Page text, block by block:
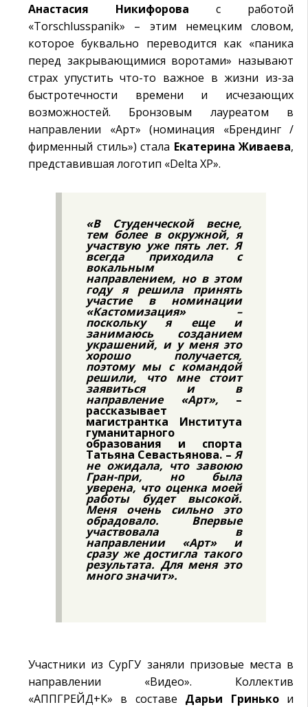
Анастасия Никифорова с работой
«Torschlusspanik» – этим немецким словом,
которое буквально переводится как «паника
перед закрывающимися воротами» называют
страх упустить что-то важное в жизни из-за
быстротечности времени и исчезающих
возможностей. Бронзовым лауреатом в
направлении «Арт» (номинация «Брендинг /
фирменный стиль») стала Екатерина Живаева,
представившая логотип «Delta XP».
«В Студенческой весне,
тем более в окружной, я
участвую уже пять лет. Я
всегда приходила с
вокальным
направлением, но в этом
году я решила принять
участие в номинации
«Кастомизация» –
поскольку я еще и
занимаюсь созданием
украшений, и у меня это
хорошо получается,
поэтому мы с командой
решили, что мне стоит
заявиться и в
направление «Арт», –
рассказывает
магистрантка Института
гуманитарного
образования и спорта
Татьяна Севастьянова. – Я
не ожидала, что завоюю
Гран-при, но была
уверена, что оценка моей
работы будет высокой.
Меня очень сильно это
обрадовало. Впервые
участвовала в
направлении «Арт» и
сразу же достигла такого
результата. Для меня это
много значит».
Участники из СурГУ заняли призовые места в
направлении «Видео». Коллектив
«АППГРЕЙД+К» в составе Дарьи Гринькои